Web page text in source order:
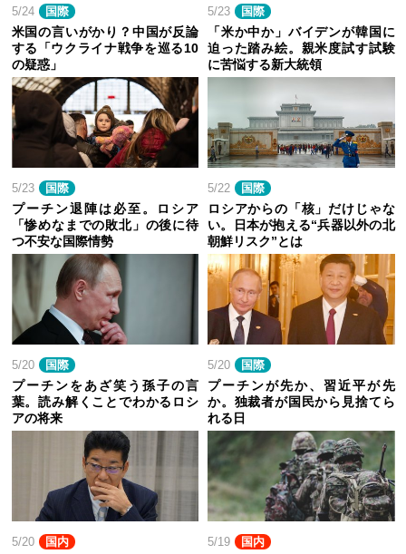
5/24 国際
米国の言いがかり？中国が反論
する「ウクライナ戦争を巡る10
の疑惑」
5/23 国際
「米か中か」バイデンが韓国に
迫った踏み絵。親米度試す試験
に苦悩する新大統領
5/23 国際
プーチン退陣は必至。ロシア
「惨めなまでの敗北」の後に待
つ不安な国際情勢
5/22 国際
ロシアからの「核」だけじゃな
い。日本が抱える“兵器以外の北
朝鮮リスク”とは
5/20 国際
プーチンをあざ笑う孫子の言
葉。読み解くことでわかるロシ
アの将来
5/20 国際
プーチンが先か、習近平が先
か。独裁者が国民から見捨てら
れる日
5/20 国内 5/19 国内